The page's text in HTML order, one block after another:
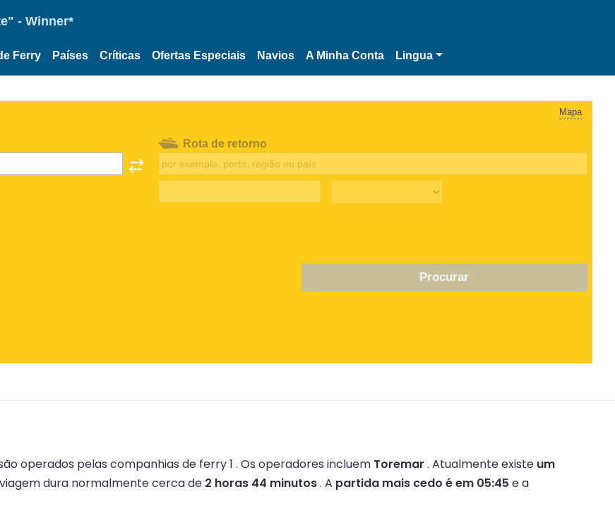
- Winner*
Ferry Países Críticas Ofertas Especiais Navios A Minha Conta Lingua
Mapa
Rota de retorno
Procurar
operados pelas companhias de ferry 1 . Os operadores incluem Toremar . Atualmente existe um
dura normalmente cerca de 2 horas 44 minutos. A partida mais cedo é em 05:45 e a